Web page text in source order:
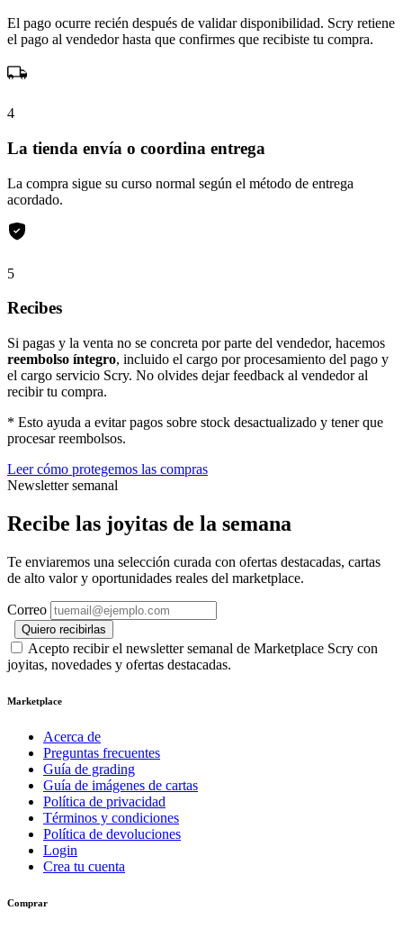
El pago ocurre recién después de validar disponibilidad. Scry retiene
el pago al vendedor hasta que confirmes que recibiste tu compra.
4
La tienda envía o coordina entrega
La compra sigue su curso normal según el método de entrega
acordado.
5
Recibes
Si pagas y la venta no se concreta por parte del vendedor, hacemos
reembolso íntegro, incluido el cargo por procesamiento del pago y
el cargo servicio Scry. No olvides dejar feedback al vendedor al
recibir tu compra.
* Esto ayuda a evitar pagos sobre stock desactualizado y tener que
procesar reembolsos.
Leer cómo protegemos las compras
Newsletter semanal
Recibe las joyitas de la semana
Te enviaremos una selección curada con ofertas destacadas, cartas
de alto valor y oportunidades reales del marketplace.
Correo
Quiero recibirlas
Acepto recibir el newsletter semanal de Marketplace Scry con
joyitas, novedades y ofertas destacadas.
Marketplace
Acerca de
Preguntas frecuentes
Guía de grading
Guía de imágenes de cartas
Política de privacidad
Términos y condiciones
Política de devoluciones
Login
Crea tu cuenta
Comprar